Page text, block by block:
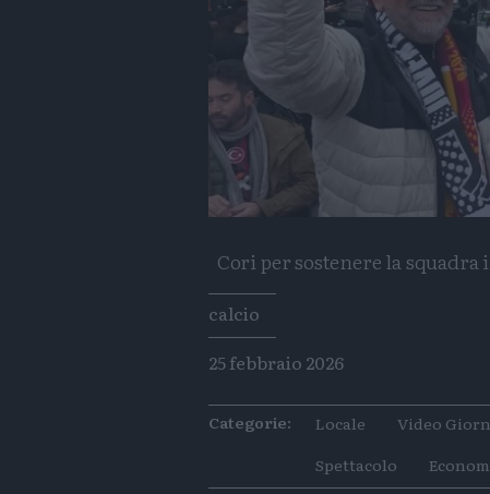
Cori per sostenere la
Tags
calcio
25 febbraio 2026
Categorie: Locale Video
Spettacolo